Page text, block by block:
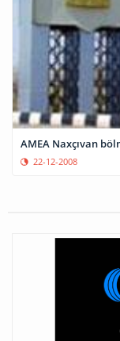
AMEA Naxçıvan
22-12-2008